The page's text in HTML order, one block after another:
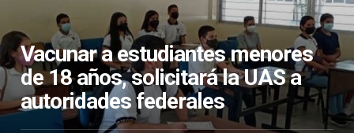
Vacunar a estudiantes menores
de 18 años, solicitará la UAS a
autoridades federales